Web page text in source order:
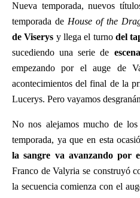
Nueva temporada, nuevos
temporada de House of the
de Viserys y llega el turno del
sucediendo una serie de
empezando por el auge de
acontecimientos del final de la
Lucerys. Pero vayamos
No nos alejamos mucho de
temporada, ya que en esta
la sangre va avanzando por
Franco de Valyria se construyó
la secuencia comienza con el